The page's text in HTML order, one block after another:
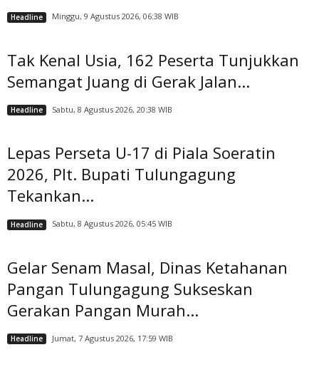
Headline Minggu, 9 Agustus 2026, 06:38 WIB
Tak Kenal Usia, 162 Peserta Tunjukkan
Semangat Juang di Gerak Jalan...
Headline Sabtu, 8 Agustus 2026, 20:38 WIB
Lepas Perseta U-17 di Piala Soeratin
2026, Plt. Bupati Tulungagung
Tekankan...
Headline Sabtu, 8 Agustus 2026, 05:45 WIB
Gelar Senam Masal, Dinas Ketahanan
Pangan Tulungagung Sukseskan
Gerakan Pangan Murah...
Headline Jumat, 7 Agustus 2026, 17:59 WIB